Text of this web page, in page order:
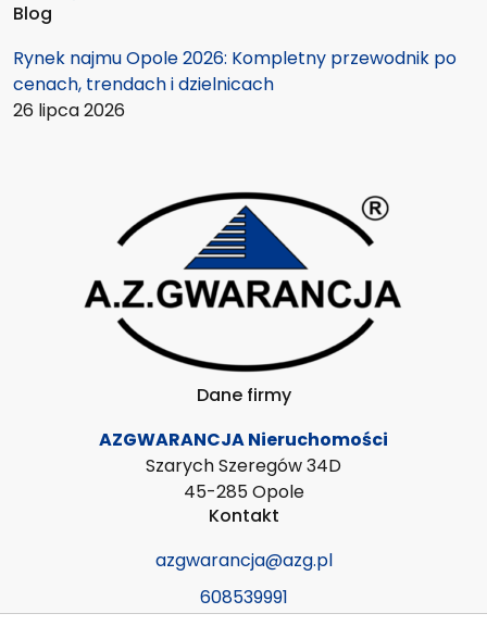
Blog
Rynek najmu Opole 2026: Kompletny przewodnik po
cenach, trendach i dzielnicach
26 lipca 2026
Dane firmy
AZGWARANCJA Nieruchomości
Szarych Szeregów 34D
45-285 Opole
Kontakt
azgwarancja@azg.pl
608539991